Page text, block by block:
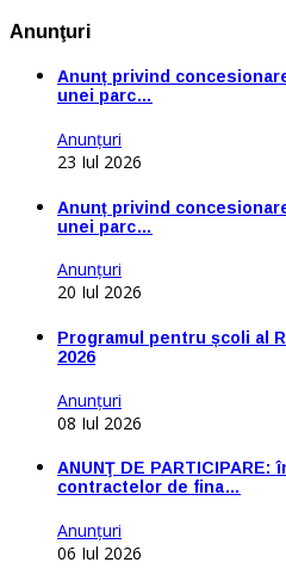
Anunţuri
Anunț privind
unei parc…
Anunţuri
23 Iul 2026
Anunț privind
unei parc…
Anunţuri
20 Iul 2026
Programul pentru școli al
2026
Anunţuri
08 Iul 2026
ANUNŢ DE
contractelor de fina…
Anunţuri
06 Iul 2026